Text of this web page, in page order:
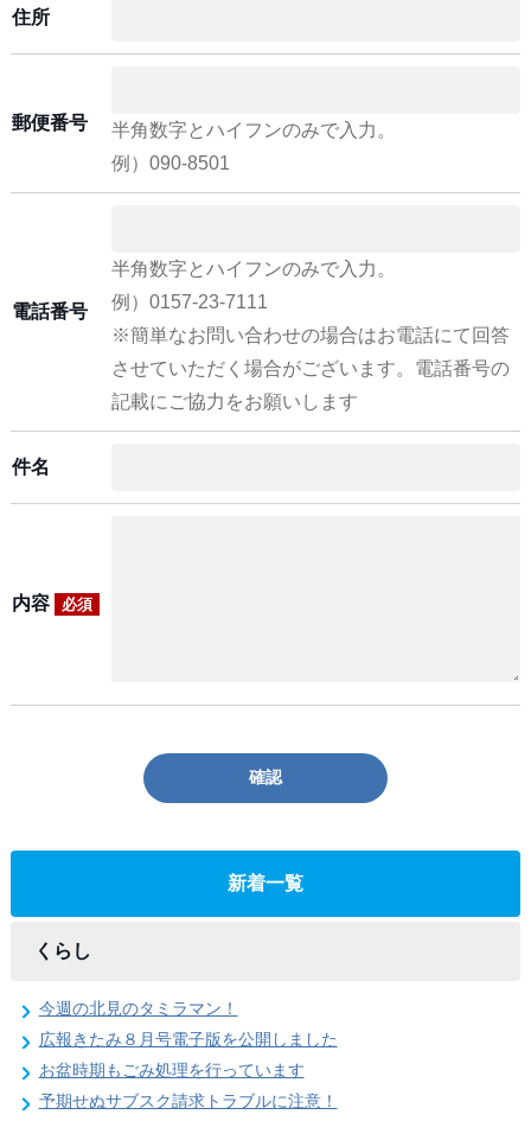
住所
郵便番号
半角数字とハイフンのみで入力。
例）090-8501
電話番号
半角数字とハイフンのみで入力。
例）0157-23-7111
※簡単なお問い合わせの場合はお電話にて回答
させていただく場合がございます。電話番号の
記載にご協力をお願いします
件名
内容 必須
確認
新着一覧
くらし
今週の北見のタミラマン！
広報きたみ８月号電子版を公開しました
お盆時期もごみ処理を行っています
予期せぬサブスク請求トラブルに注意！